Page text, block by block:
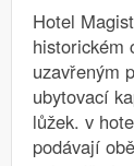
Hotel
historickém
uzavřeným
ubytovací
lůžek. v
podávají